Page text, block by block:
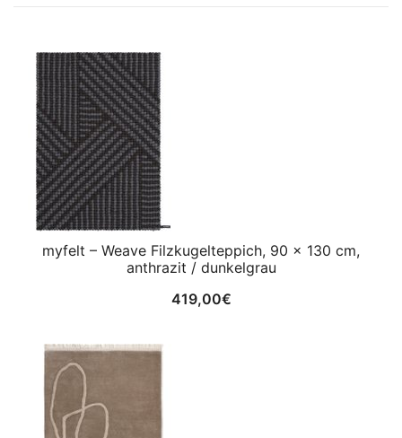
myfelt – Weave Filzkugelteppich, 90 x 130 cm,
anthrazit / dunkelgrau
419,00€